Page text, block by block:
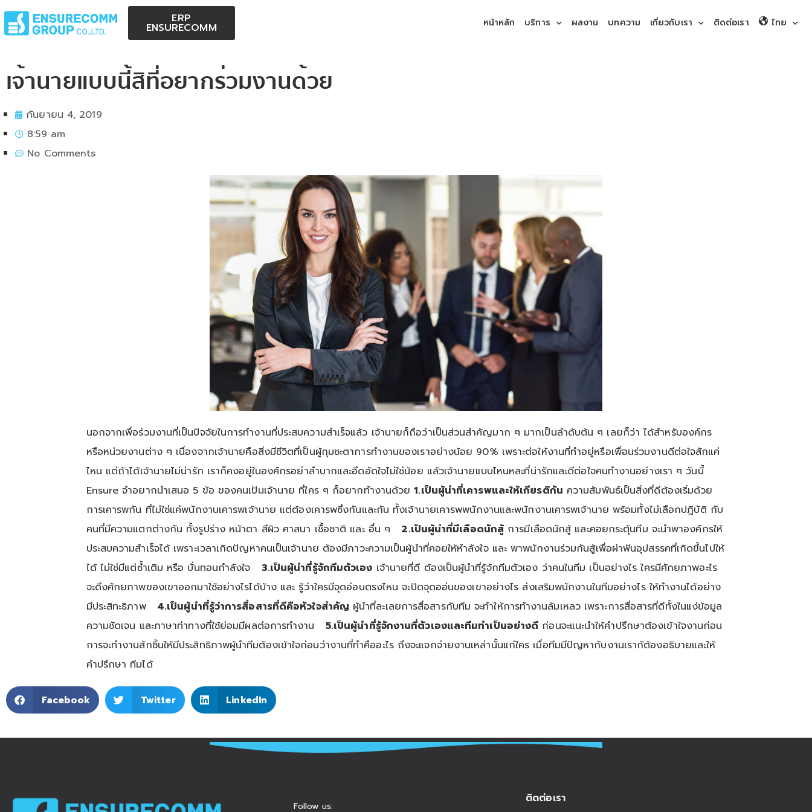
ERP
ENSURECOMM หน้าหลัก บริการ ผลงาน บทความ เกี่ยวกับเรา ติดต่อเรา ไทย
เจ้านายแบบนี้สิที่อยากร่วมงานด้วย
กันยายน 4, 2019
8:59 am
No Comments
นอกจากเพื่อร่วมงานที่เป็นปัจจัยในการทำงานที่ประสบความสำเร็จแล้ว เจ้านายก็ถือว่าเป็นส่วนสำคัญมาก ๆ มากเป็นลำดับต้น ๆ เลยก็ว่า ได้สำหรับองค์กร
หรือหน่วยงานต่าง ๆ เนื่องจากเจ้านายคือสิ่งมีชีวิตที่เป็นผู้กุมชะตาการทำงานของเราอย่างน้อย 90% เพราะต่อให้งานที่ทำอยู่หรือเพื่อนร่วมงานดีต่อใจสักแค่
ไหน แต่ถ้าได้เจ้านายไม่น่ารัก เราก็คงอยู่ในองค์กรอย่าลำบากและอึดอัดใจไม่ใช่น้อย แล้วเจ้านายแบบไหนหละที่น่ารักและดีต่อใจคนทำงานอย่างเรา ๆ วันนี้
Ensure จำอยากนำเสนอ 5 ข้อ ของคนเป้นเจ้านาย ที่ใคร ๆ ก็อยากทำงานด้วย1.เป็นผู้นำที่เคารพและให้เกียรติกัน ความสัมพันธ์เป็นสิ่งที่ดีต้องเริ่มด้วย
การเคารพกัน ที่ไม่ใช่แค่พนักงานเคารพเจ้านาย แต่ต้องเคารพซึ่งกันและกัน ทั้งเจ้านายเคารพพนักงานและพนักงานเคารพเจ้านาย พร้อมทั้งไม่เลือกปฎิบัติ กับ
คนที่มีความแตกต่างกัน ทั้งรูปร่าง หน้าตา สีผิว ศาสนา เชื้อชาติ และ อื่น ๆ 2.เป็นผู้นำที่มีเลือดนักสู้ การมีเลือดนักสู้ และคอยกระตุ้นทีม จะนำพาองค์กรให้
ประสบความสำเร็จได้ เพราะเวลาเกิดปัญหาคนเป็นเจ้านาย ต้องมีภาวะความเป็นผู้นำที่คอยให้หำลังใจ และ พาพนักงานร่วมกันสู้เพื่อผ่าฟันอุปสรรคที่เกิดขึ้นไปให้
ได้ ไม่ใช่มีแต่ซ้ำเติม หรือ บั่นทอนกำลังใจ 3.เป็นผู้นำที่รู้จักทีมตัวเอง เจ้านายที่ดี ต้องเป็นผู้นำที่รู้จักทีมตัวเอง ว่าคนในทีม เป็นอย่างไร ใครมีศักยภาพอะไร
จะดึงศักยภาพของเขาออกมาใช้อย่างไรได้บ้าง และ รู้ว่าใครมีจุดอ่อนตรงไหน จะปิดจุดออ่นของเขาอย่างไร ส่งเสริมพนักงานในทีมอย่างไร ให้ทำงานได้อย่าง
มีประสิทะธิภาพ 4.เป็นผู้นำที่รู้ว่าการสื่อสารที่ดีคือหัวใจสำคัญผู้นำที่ละเลยการสื่อสารกับทีม จะทำให้การทำงานล้มเหลว เพราะการสื่อสารที่ดีทั้งในแง่ข้อมูล
ความชัดเจน และภาษาท่าทางที่ใช้ย่อมมีผลต่อการทำงาน 5.เป็นผู้นำที่รู้จักงานที่ตัวเองและทีมทำเป็นอย่างดี ก่อนจะแนะนำให้คำปรึกษาต้องเข้าใจงานก่อน
การจะทำงานสักชิ้นให้มีประสิทธิภาพผู้นำทีมต้องเข้าใจก่อนว่างานที่ทำคืออะไร ถึงจะแจกจ่ายงานเหล่านั้นแก่ใคร เมื่อทีมมีปัญหากับงานเราก้ต้องอธิบายและให้
คำปรึกษา ทีมได้
Facebook Twitter LinkedIn
Follow us:
ติดต่อเรา